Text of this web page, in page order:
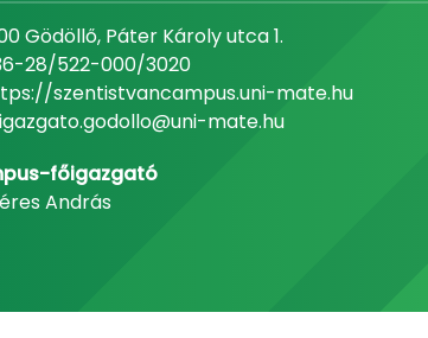
Gödöllő, Páter Károly utca 1.
28/522-000/3020
szentistvancampus.uni-mate.hu
mate.hu
főigazgató
András